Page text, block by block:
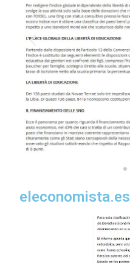
eleconomista.es